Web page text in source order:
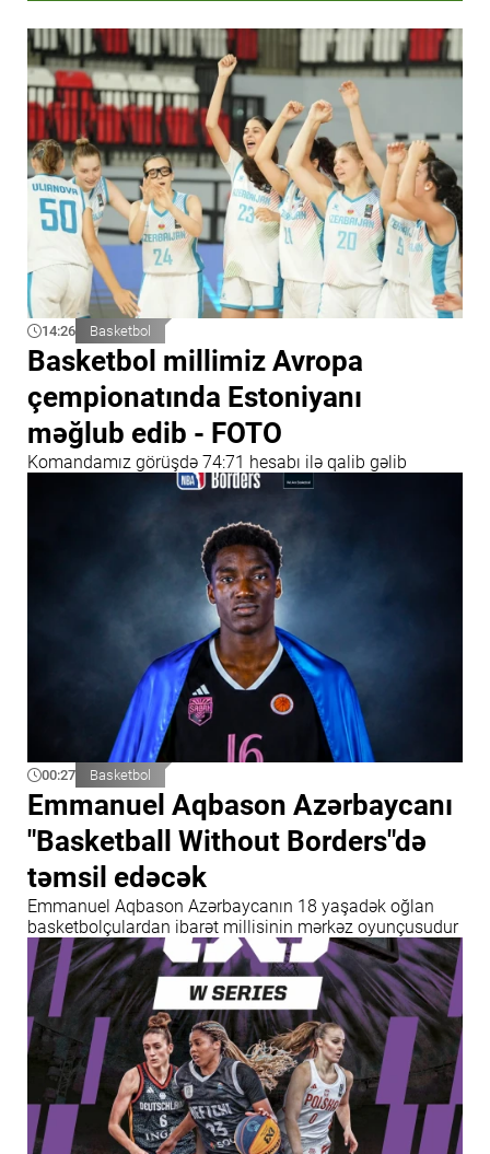
14:26 Basketbol
Basketbol millimiz Avropa
çempionatında Estoniyanı
məğlub edib - FOTO
Komandamız görüşdə 74:71 hesabı ilə qalib gəlib
00:27 Basketbol
Emmanuel Aqbason Azərbaycanı
"Basketball Without Borders"də
təmsil edəcək
Emmanuel Aqbason Azərbaycanın 18 yaşadək oğlan
basketbolçulardan ibarət millisinin mərkəz oyunçusudur